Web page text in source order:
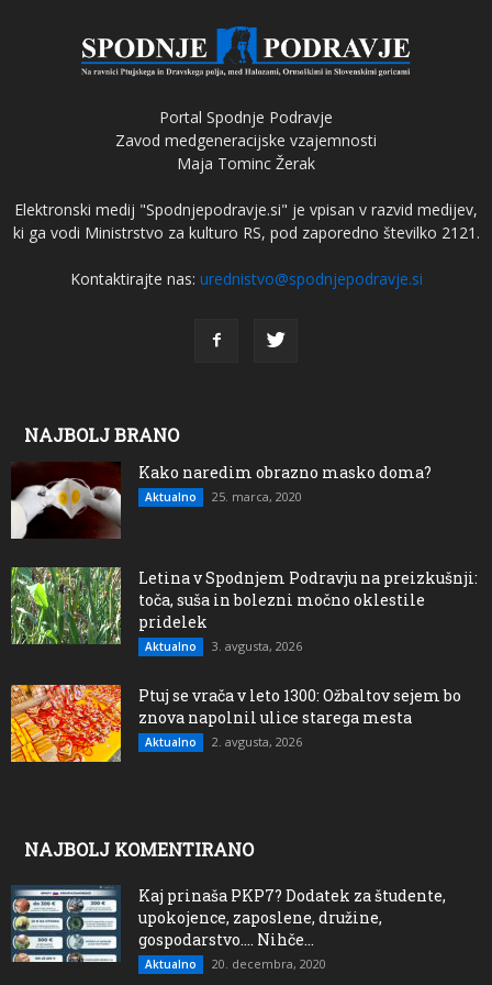
Portal Spodnje Podravje
Zavod medgeneracijske vzajemnosti
Maja Tominc Žerak
Elektronski medij "Spodnjepodravje.si" je vpisan v razvid medijev,
ki ga vodi Ministrstvo za kulturo RS, pod zaporedno številko 2121.
Kontaktirajte nas: urednistvo@spodnjepodravje.si
NAJBOLJ BRANO
Kako naredim obrazno masko doma?
Aktualno 25. marca, 2020
Letina v Spodnjem Podravju na preizkušnji:
toča, suša in bolezni močno oklestile
pridelek
Aktualno 3. avgusta, 2026
Ptuj se vrača v leto 1300: Ožbaltov sejem bo
znova napolnil ulice starega mesta
Aktualno 2. avgusta, 2026
NAJBOLJ KOMENTIRANO
Kaj prinaša PKP7? Dodatek za študente,
upokojence, zaposlene, družine,
gospodarstvo…. Nihče...
Aktualno 20. decembra, 2020